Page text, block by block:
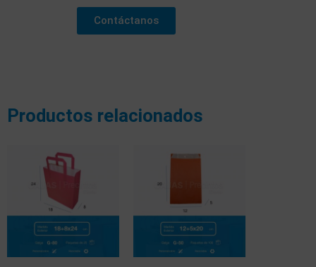
Contáctanos
Productos relacionados